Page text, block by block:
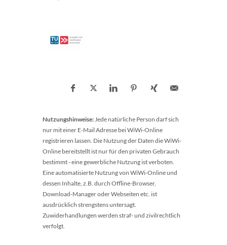
Nutzungshinweise:Jede natürliche Person darf sich
nur mit einer E-Mail Adresse bei WiWi-Online
registrieren lassen. Die Nutzung der Daten die WiWi-
Online bereitstellt ist nur für den privaten Gebrauch
bestimmt - eine gewerbliche Nutzung ist verboten.
Eine automatisierte Nutzung von WiWi-Online und
dessen Inhalte, z.B. durch Offline-Browser,
Download-Manager oder Webseiten etc. ist
ausdrücklich strengstens untersagt.
Zuwiderhandlungen werden straf- und zivilrechtlich
verfolgt.